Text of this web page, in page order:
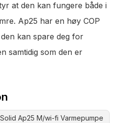
at den kan fungere både i
Ap25 har en høy COP
kan spare deg for
samtidig som den er
Ap25 M/wi-fi Varmepumpe